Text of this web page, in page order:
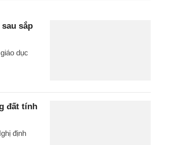
sắp
dục
đất tính
định